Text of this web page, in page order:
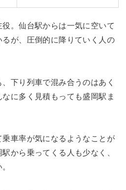
。仙台駅からは一気に空いて
るが、圧倒的に降りていく人の
下り列車で混み合うのはあく
に多く見積もっても盛岡駅ま
車率が気になるようなことが
から乗ってくる人も少なく、